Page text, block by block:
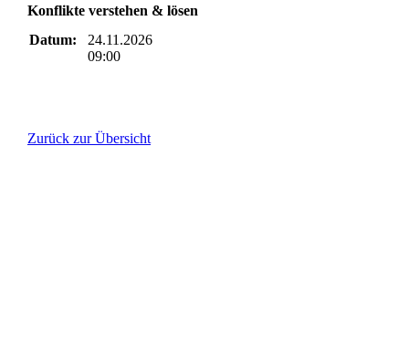
Konflikte verstehen & lösen
Datum:
24.11.2026
09:00
Zurück zur Übersicht